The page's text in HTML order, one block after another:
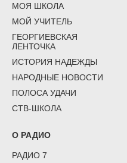
МОЯ ШКОЛА
МОЙ УЧИТЕЛЬ
ГЕОРГИЕВСКАЯ
ЛЕНТОЧКА
ИСТОРИЯ НАДЕЖДЫ
НАРОДНЫЕ НОВОСТИ
ПОЛОСА УДАЧИ
СТВ-ШКОЛА
О РАДИО
РАДИО 7